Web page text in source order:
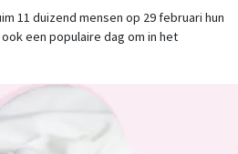
11 duizend mensen op 29 februari hun
een populaire dag om in het